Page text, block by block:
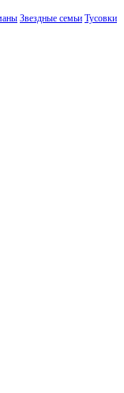
Звездные семьи Тусовки